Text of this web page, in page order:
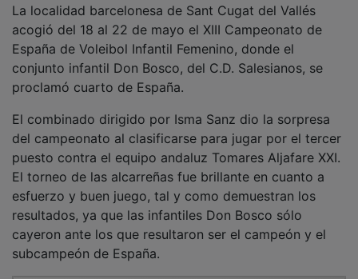
acogió del 18 al 22 de mayo el XIII Campeonato de
España de Voleibol Infantil Femenino, donde el
conjunto infantil Don Bosco, del C.D. Salesianos, se
proclamó cuarto de España.
del campeonato al clasificarse para jugar por el tercer
puesto contra el equipo andaluz Tomares Aljafare XXI.
El torneo de las alcarreñas fue brillante en cuanto a
esfuerzo y buen juego, tal y como demuestran los
resultados, ya que las infantiles Don Bosco sólo
cayeron ante los que resultaron ser el campeón y el
subcampeón de España.